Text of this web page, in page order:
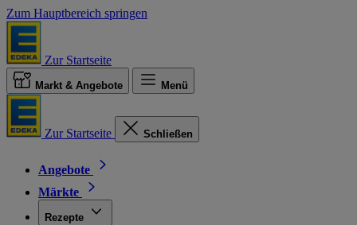
Zum Hauptbereich springen
Zur Startseite
Markt & Angebote Menü
Zur Startseite Schließen
Angebote
Märkte
Rezepte